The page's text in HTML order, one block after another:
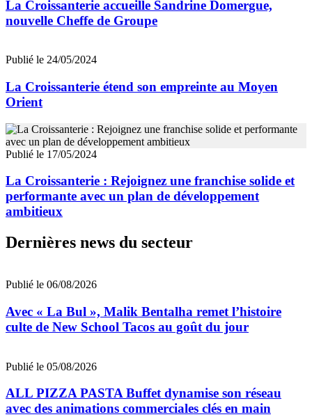
La Croissanterie accueille Sandrine Domergue,
nouvelle Cheffe de Groupe
Publié le 24/05/2024
La Croissanterie étend son empreinte au Moyen
Orient
Publié le 17/05/2024
La Croissanterie : Rejoignez une franchise solide et
performante avec un plan de développement
ambitieux
Dernières news du secteur
Publié le 06/08/2026
Avec « La Bul », Malik Bentalha remet l’histoire
culte de New School Tacos au goût du jour
Publié le 05/08/2026
ALL PIZZA PASTA Buffet dynamise son réseau
avec des animations commerciales clés en main